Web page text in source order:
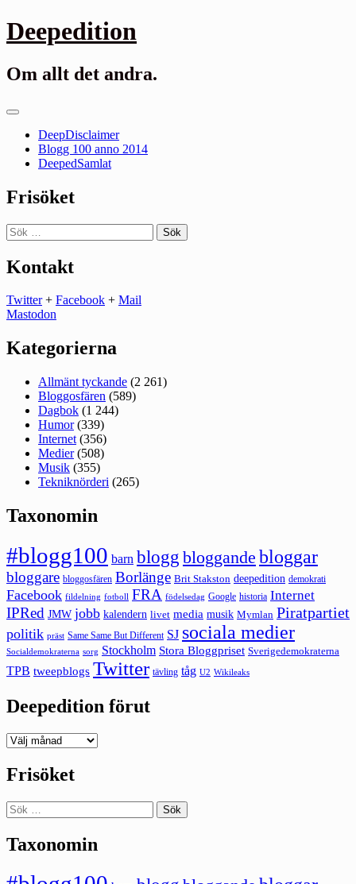
Gå
till
Deepedition
Om allt det andra.
Primär
DeepDisclaimer
Blogg 100 anno 2014
DeepedSamlat
Frisöket
Sök
efter:
Kontakt
Twitter+ Facebook + Mail
Mastodon
Kategorierna
Allmänt tyckande (2 261)
Bloggosfären (589)
Dagbok (1 244)
Humor(339)
Internet (356)
Medier(508)
Musik (355)
Tekniknörderi (265)
Taxonomin
#blogg100 barn blogg bloggande bloggar
bloggare bloggosfären Borlänge Brit Stakston deepedition demokrati
Facebook fildelning fotboll FRA födelsedag Google historia Internet
IPRed JMW jobb kalendern livet media musik Mymlan Piratpartiet
politik präst Same Same But Different SJ sociala medier
Socialdemokraterna sorg Stockholm Stora Bloggpriset Sverigedemokraterna
TPB tweepblogs Twitter tävling tåg U2 Wikileaks
Deepedition förut
Deepedition
Frisöket
Sök
efter:
Taxonomin